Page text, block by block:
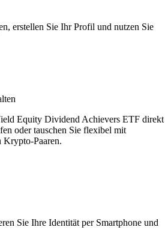
erstellen Sie Ihr Profil und nutzen Sie
Equity Dividend Achievers ETF direkt
oder tauschen Sie flexibel mit
Krypto-Paaren.
Sie Ihre Identität per Smartphone und